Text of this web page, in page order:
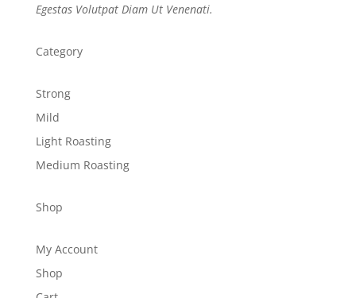
Egestas Volutpat Diam Ut Venenati.
Category
Strong
Mild
Light Roasting
Medium Roasting
Shop
My Account
Shop